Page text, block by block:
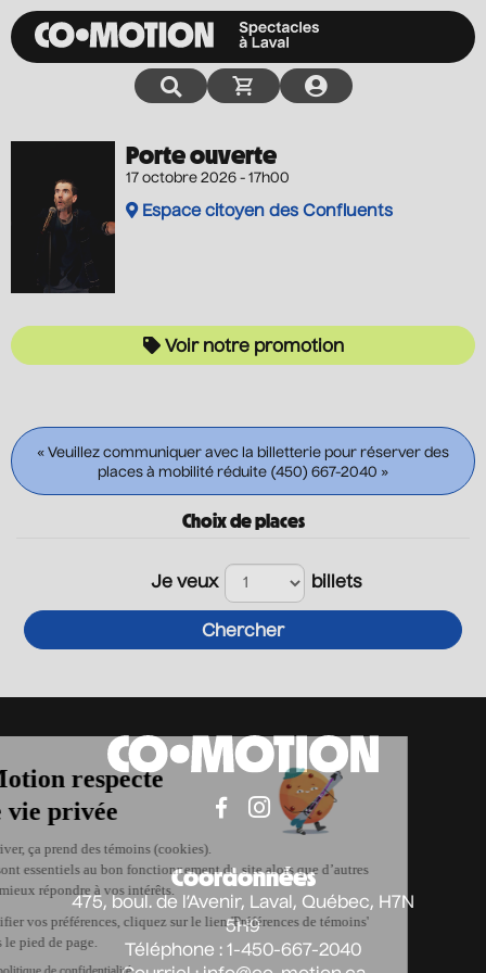
Porte ouverte
17 octobre 2026 - 17h00
Espace citoyen des Confluents
Voir notre promotion
« Veuillez communiquer avec la billetterie pour réserver des
places à mobilité réduite (450) 667-2040 »
Choix de places
Je veux billets
Chercher
Coordonnées
475, boul. de l’Avenir, Laval, Québec, H7N
5H9
Téléphone : 1-450-667-2040